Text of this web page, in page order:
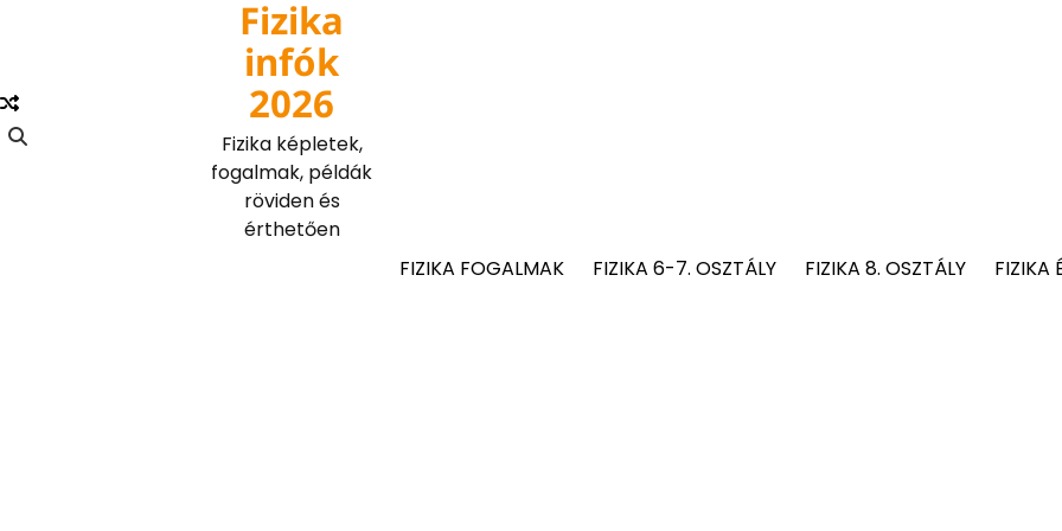
Fizika
infók
2026
Fizika képletek,
fogalmak, példák
röviden és
érthetően
FIZIKA FOGALMAK
FIZIKA 6-7. OSZTÁLY FIZIKA 8. OSZTÁLY FIZIKA